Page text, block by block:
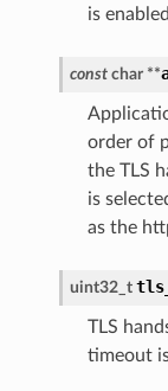
is
const char **
order of
the TLS
is
as the
uint32_t
TLS
timeout